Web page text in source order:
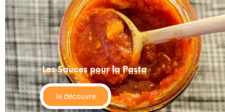
Les Sauces pour la Pasta
Je découvre